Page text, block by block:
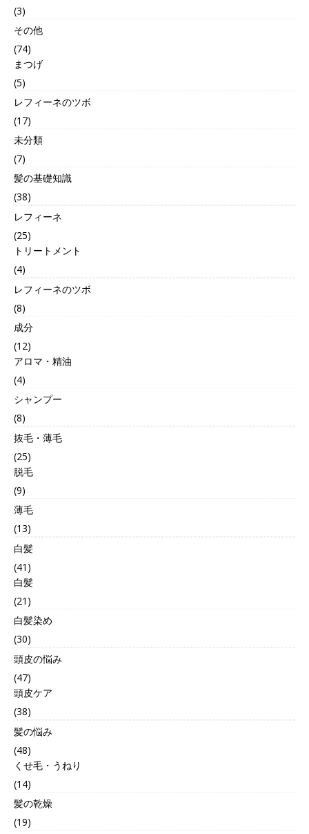
(3)
その他
(74)
まつげ
(5)
レフィーネのツボ
(17)
未分類
(7)
髪の基礎知識
(38)
レフィーネ
(25)
トリートメント
(4)
レフィーネのツボ
(8)
成分
(12)
アロマ・精油
(4)
シャンプー
(8)
抜毛・薄毛
(25)
脱毛
(9)
薄毛
(13)
白髪
(41)
白髪
(21)
白髪染め
(30)
頭皮の悩み
(47)
頭皮ケア
(38)
髪の悩み
(48)
くせ毛・うねり
(14)
髪の乾燥
(19)